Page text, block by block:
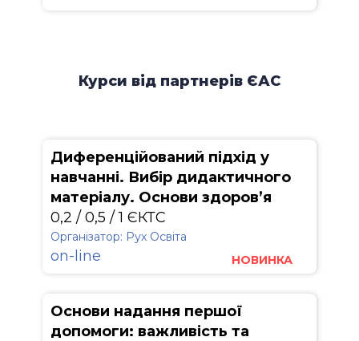
Курси від партнерів ЄАС
Диференційований підхід у
навчанні. Вибір дидактичного
матеріалу. Основи здоров’я
0,2 / 0,5 / 1 ЄКТС
Організатор: Рух Освіта
on-line НОВИНКА
Основи надання першої
допомоги: важливість та